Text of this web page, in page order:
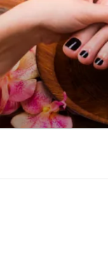
コ
ン
テ
ツ
へ
ス
キ